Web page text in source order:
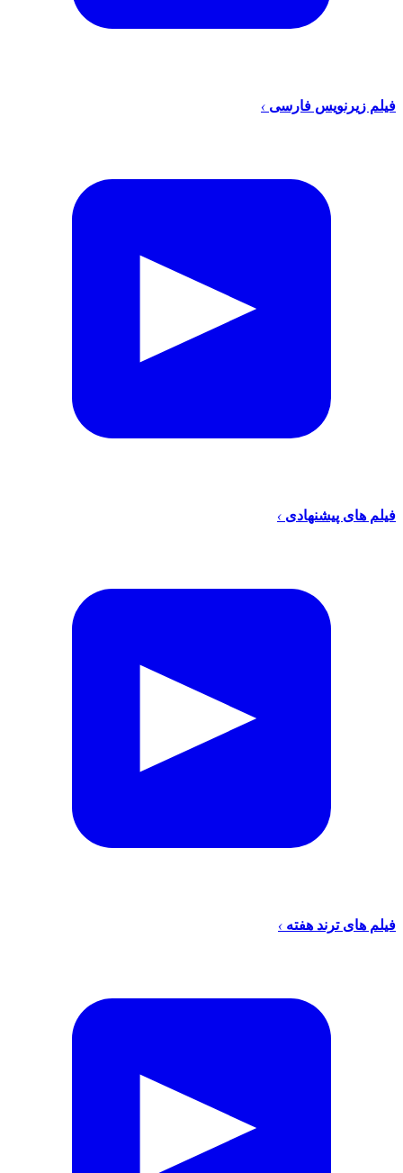
فیلم زیرنویس فارسی ›
فیلم های پیشنهادی ›
فیلم های ترند هفته ›